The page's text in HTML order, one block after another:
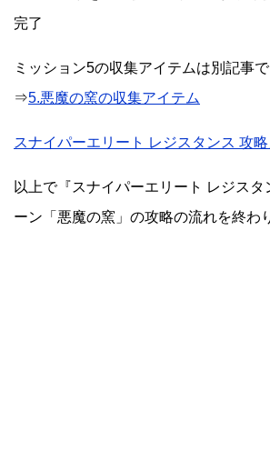
完了
ミッション5の収集アイテムは別記事で
⇒5.悪魔の窯の収集アイテム
スナイパーエリート レジスタンス 攻
以上で『スナイパーエリート レジス
ーン「悪魔の窯」の攻略の流れを終わ